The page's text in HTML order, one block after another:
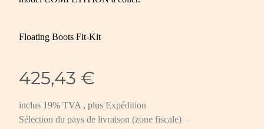
Floating Boots Fit-Kit
425,43 €
inclus 19% TVA , plus Expédition
Sélection du pays de livraison (zone fiscale)